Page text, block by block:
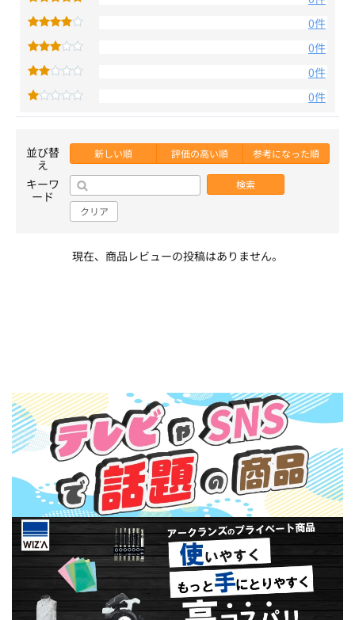
0件
0件
0件
0件
並び替
え
新しい順 評価の高い順 参考になった順
キーワ
ード
検索
クリア
現在、商品レビューの投稿はありません。